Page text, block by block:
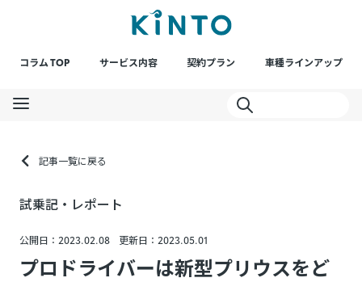
コラム TOP サービス内容 契約プラン 車種ラインアップ
記事一覧に戻る
試乗記・レポート
公開日：2023.02.08 更新日：2023.05.01
プロドライバーは新型プリウスをど